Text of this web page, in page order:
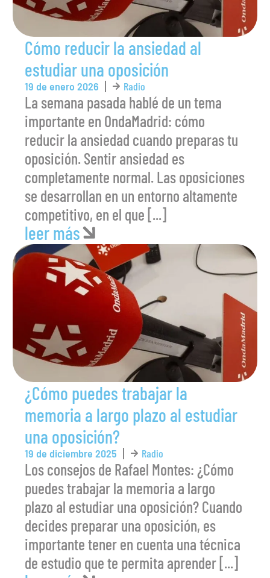
Cómo reducir la ansiedad al
estudiar una oposición
19 de enero 2026 Radio
La semana pasada hablé de un tema
importante en OndaMadrid: cómo
reducir la ansiedad cuando preparas tu
oposición. Sentir ansiedad es
completamente normal. Las oposiciones
se desarrollan en un entorno altamente
competitivo, en el que [...]
leer más
¿Cómo puedes trabajar la
memoria a largo plazo al estudiar
una oposición?
19 de diciembre 2025 Radio
Los consejos de Rafael Montes: ¿Cómo
puedes trabajar la memoria a largo
plazo al estudiar una oposición? Cuando
decides preparar una oposición, es
importante tener en cuenta una técnica
de estudio que te permita aprender [...]